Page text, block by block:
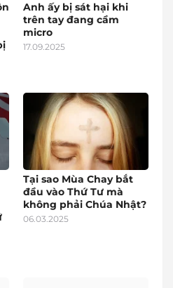
Anh ấy bị sát hại khi
trên tay đang cầm
micro
17.09.2025
Tại sao Mùa Chay bắt
đầu vào Thứ Tư mà
không phải Chúa Nhật?
06.03.2025